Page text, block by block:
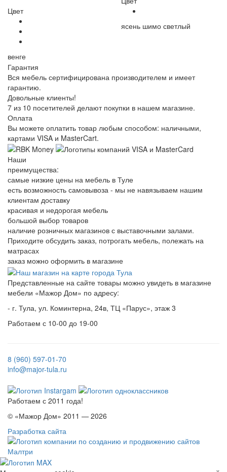
Цвет
венге
ясень шимо светлый
Гарантия
Вся мебель сертифицирована производителем и имеет
гарантию.
Довольные клиенты!
7 из 10 посетителей делают покупки в нашем магазине.
Оплата
Вы можете оплатить товар любым способом: наличными,
картами VISA и MasterCart.
Наши
преимущества:
самые низкие цены на мебель в Туле
есть возможность самовывоза - мы не навязываем нашим
клиентам доставку
красивая и недорогая мебель
большой выбор товаров
наличие розничных магазинов с выставочными залами.
Приходите обсудить заказ, потрогать мебель, полежать на
матрасах
заказ можно оформить в магазине
Представленные на сайте товары можно увидеть в магазине
мебели «Мажор Дом» по адресу:
- г. Тула, ул. Коминтерна, 24в, ТЦ «Парус», этаж 3
Работаем с 10-00 до 19-00
8 (960) 597-01-70
info@major-tula.ru
Работаем с 2011 года!
© «Мажор Дом» 2011 — 2026
Разработка сайта